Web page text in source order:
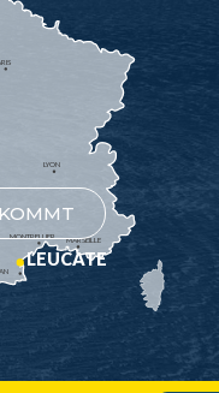
MONTPELLIER MARSEILLE
LYON
LEUCATE